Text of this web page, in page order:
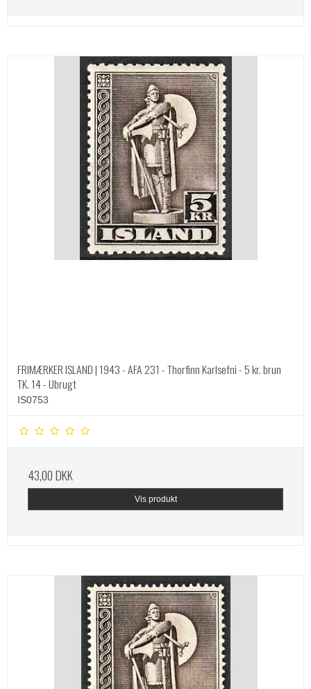
FRIMÆRKER ISLAND | 1943 - AFA 231 - Thorfinn Karlsefni - 5 kr. brun
TK. 14 - Ubrugt
IS0753
43,00 DKK
Vis produkt